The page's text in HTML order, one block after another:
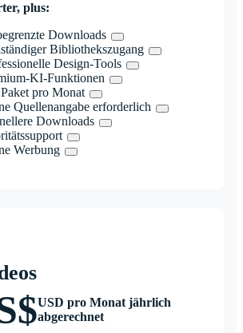
plus:
Downloads
Bibliothekszugang
Design-Tools
KI-Funktionen
pro Monat
Quellenangabe erforderlich
Downloads
Werbung
USD pro Monat jährlich
abgerechnet